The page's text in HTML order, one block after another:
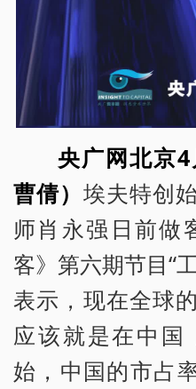
央广网北京
曹倩） 埃夫特创
师肖永强日前做
客》第六期节目“
表示，现在全球
应该就是在中国
始，中国的市占